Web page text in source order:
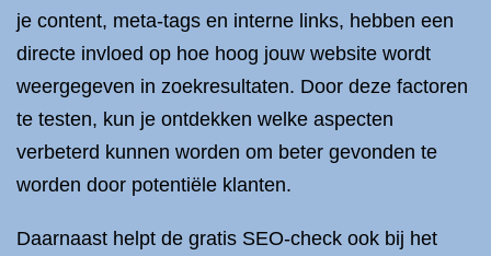
je content, meta-tags en interne links, hebben een
directe invloed op hoe hoog jouw website wordt
weergegeven in zoekresultaten. Door deze factoren
te testen, kun je ontdekken welke aspecten
verbeterd kunnen worden om beter gevonden te
worden door potentiële klanten.
Daarnaast helpt de gratis SEO-check ook bij het